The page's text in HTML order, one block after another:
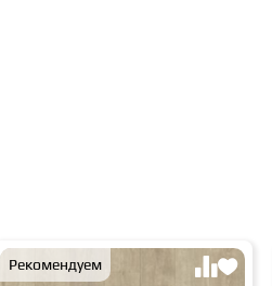
Рекомендуем